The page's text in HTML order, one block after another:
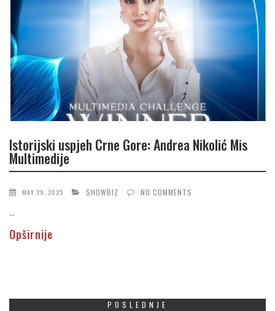
Istorijski uspjeh Crne Gore: Andrea Nikolić Mis
Multimedije
MAY 29, 2025 SHOWBIZ NO COMMENTS
...
Opširnije
POSLEDNJE